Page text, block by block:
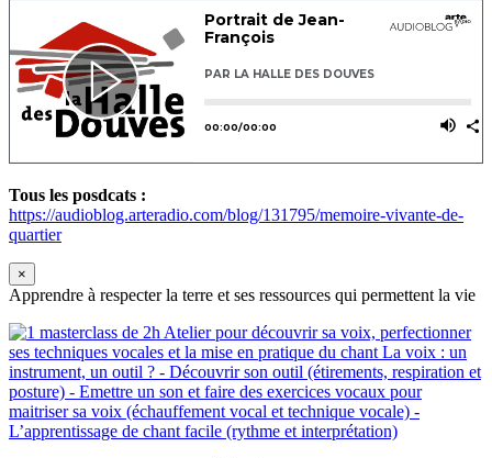
Tous les posdcats :
https://audioblog.arteradio.com/blog/131795/memoire-vivante-de-
quartier
×
Apprendre à respecter la terre et ses ressources qui permettent la vie